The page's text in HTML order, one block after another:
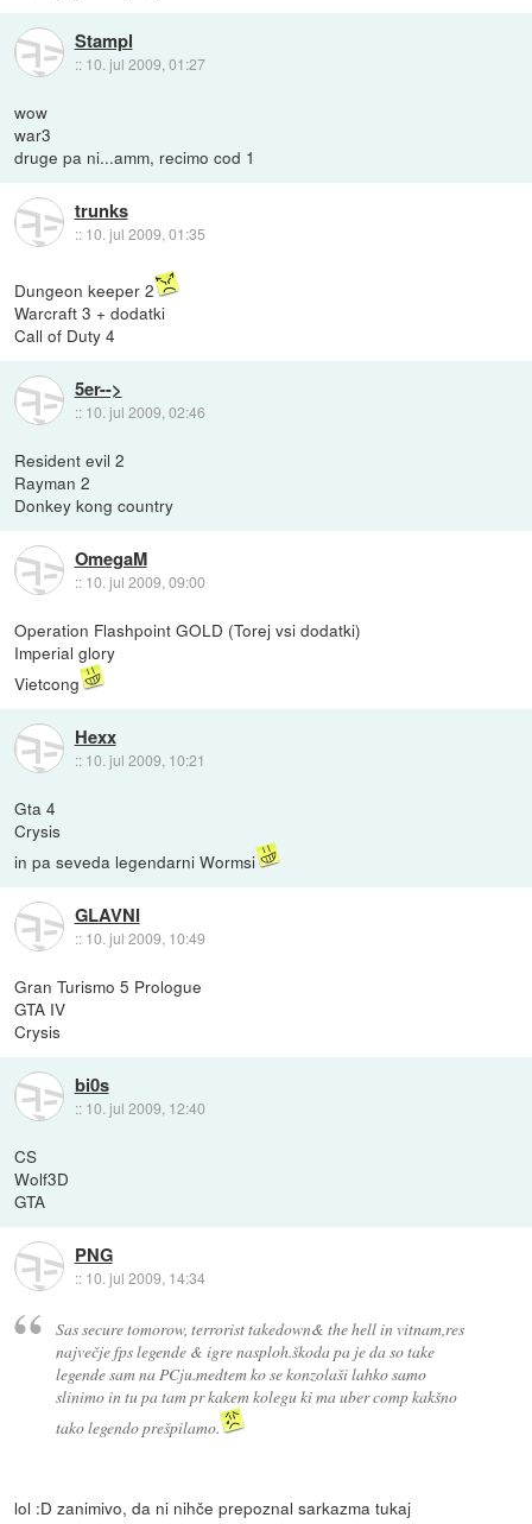
Stampl
:: 10. jul 2009, 01:27
wow
war3
druge pa ni...amm, recimo cod 1
trunks
:: 10. jul 2009, 01:35
Dungeon keeper 2
Warcraft 3 + dodatki
Call of Duty 4
5er-->
:: 10. jul 2009, 02:46
Resident evil 2
Rayman 2
Donkey kong country
OmegaM
:: 10. jul 2009, 09:00
Operation Flashpoint GOLD (Torej vsi dodatki)
Imperial glory
Vietcong
Hexx
:: 10. jul 2009, 10:21
Gta 4
Crysis
in pa seveda legendarni Wormsi
GLAVNI
:: 10. jul 2009, 10:49
Gran Turismo 5 Prologue
GTA IV
Crysis
bi0s
:: 10. jul 2009, 12:40
CS
Wolf3D
GTA
PNG
:: 10. jul 2009, 14:34
Sas secure tomorow, terrorist takedown& the hell in vitnam,res
največje fps legende & igre nasploh.škoda pa je da so take
legende sam na PCju.medtem ko se konzolaši lahko samo
slinimo in tu pa tam pr kakem kolegu ki ma uber comp kakšno
tako legendo prešpilamo.
lol :D zanimivo, da ni nihče prepoznal sarkazma tukaj